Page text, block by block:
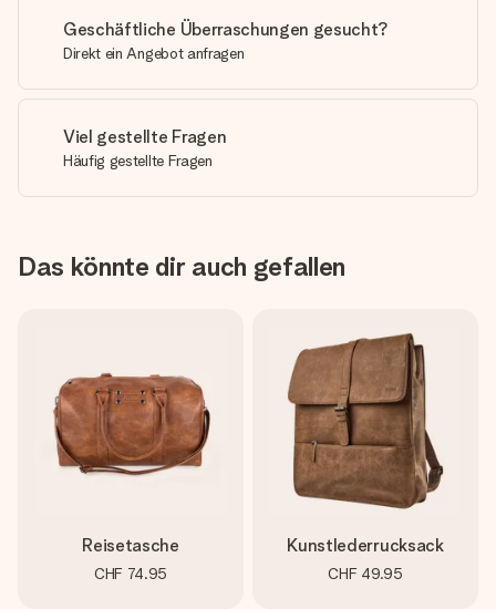
Geschäftliche Überraschungen gesucht?
Direkt ein Angebot anfragen
Viel gestellte Fragen
Häufig gestellte Fragen
Das könnte dir auch gefallen
Reisetasche
CHF 74.95
Kunstlederrucksack
CHF 49.95